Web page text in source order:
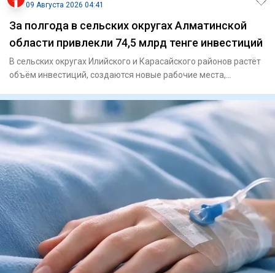
09 Августа 2026 04:41
За полгода в сельских округах Алматинской
области привлекли 74,5 млрд тенге инвестиций
В сельских округах Илийского и Карасайского районов растёт
объём инвестиций, создаются новые рабочие места,